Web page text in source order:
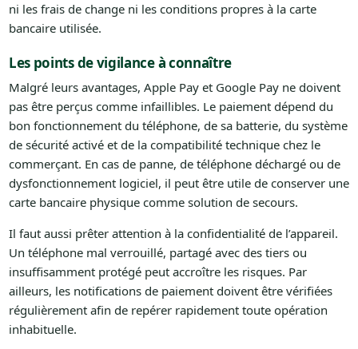
ni les frais de change ni les conditions propres à la carte
bancaire utilisée.
Les points de vigilance à connaître
Malgré leurs avantages, Apple Pay et Google Pay ne doivent
pas être perçus comme infaillibles. Le paiement dépend du
bon fonctionnement du téléphone, de sa batterie, du système
de sécurité activé et de la compatibilité technique chez le
commerçant. En cas de panne, de téléphone déchargé ou de
dysfonctionnement logiciel, il peut être utile de conserver une
carte bancaire physique comme solution de secours.
Il faut aussi prêter attention à la confidentialité de l’appareil.
Un téléphone mal verrouillé, partagé avec des tiers ou
insuffisamment protégé peut accroître les risques. Par
ailleurs, les notifications de paiement doivent être vérifiées
régulièrement afin de repérer rapidement toute opération
inhabituelle.